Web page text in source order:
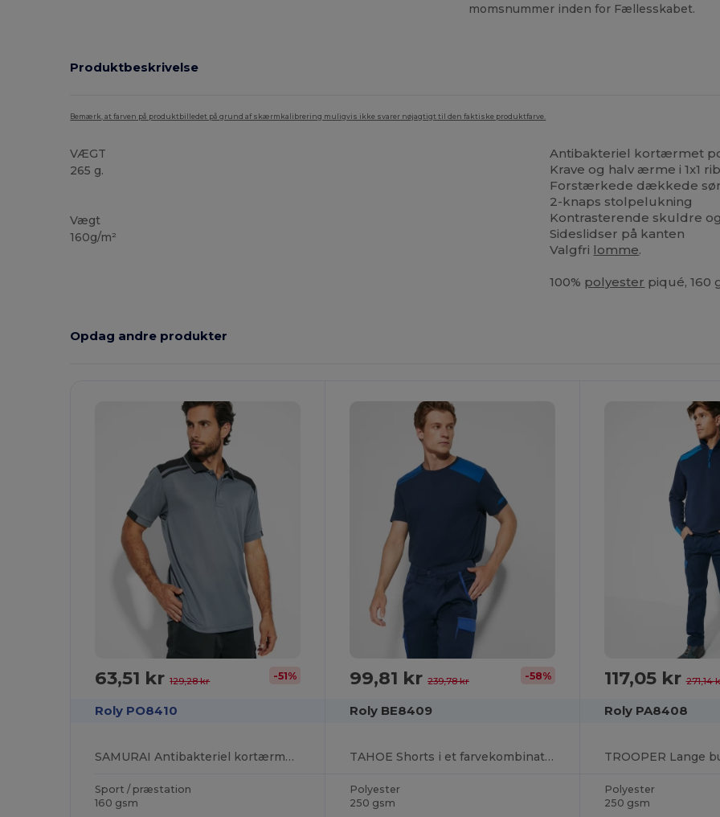
momsnummer inden for Fællesskabet.
Produktbeskrivelse
Bemærk, at farven på produktbilledet på grund af skærmkalibrering muligvis ikke svarer nøjagtigt til den faktiske produktfarve.
VÆGT
265 g.
Vægt
160g/m²
Antibakteriel kortærmet
Krave og halv ærme i 1x1
Forstærkede dækkede
2-knaps stolpelukning
Kontrasterende skuldre
Sideslidser på kanten
Valgfri lomme.
100% polyester piqué, 160
Opdag andre produkter
63,51 kr129,28 kr -51%
Roly PO8410
SAMURAI Antibakteriel kortærmet polo shirt i et farvekombinationsdesign
Sport / præstation
160 gsm
99,81 kr 239,78 kr -58%
Roly BE8409
TAHOE Shorts i et farvekombinationsdesign
Polyester
250 gsm
117,05 kr271,14
Roly PA8408
Polyester
250 gsm